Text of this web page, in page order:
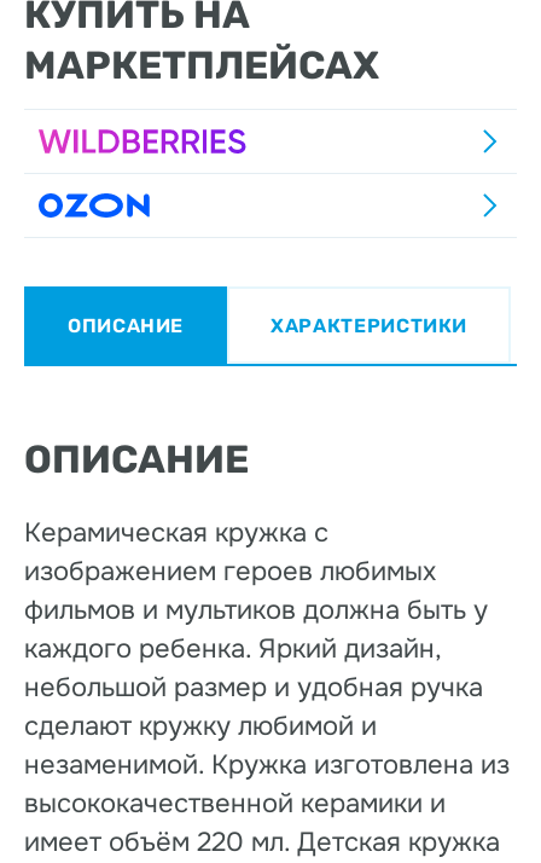
КУПИТЬ НА
МАРКЕТПЛЕЙСАХ
ОПИСАНИЕ ХАРАКТЕРИСТИКИ
ОПИСАНИЕ
Керамическая кружка с
изображением героев любимых
фильмов и мультиков должна быть у
каждого ребенка. Яркий дизайн,
небольшой размер и удобная ручка
сделают кружку любимой и
незаменимой. Кружка изготовлена из
высококачественной керамики и
имеет объём 220 мл. Детская кружка